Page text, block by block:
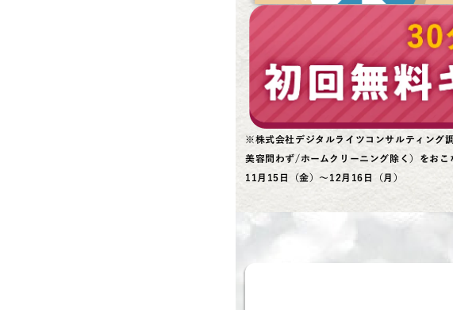
※株式会社デジタルライツコンサルティング
美容問わず/ホームクリーニング除く）をお
11月15日（金）～12月16日（月）